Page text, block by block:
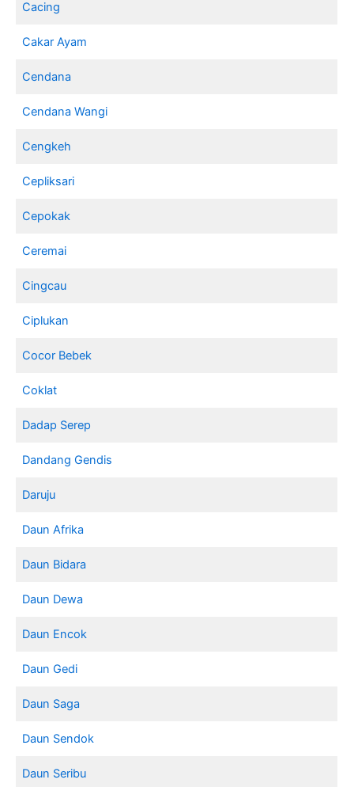
Cacing
Cakar Ayam
Cendana
Cendana Wangi
Cengkeh
Cepliksari
Cepokak
Ceremai
Cingcau
Ciplukan
Cocor Bebek
Coklat
Dadap Serep
Dandang Gendis
Daruju
Daun Afrika
Daun Bidara
Daun Dewa
Daun Encok
Daun Gedi
Daun Saga
Daun Sendok
Daun Seribu